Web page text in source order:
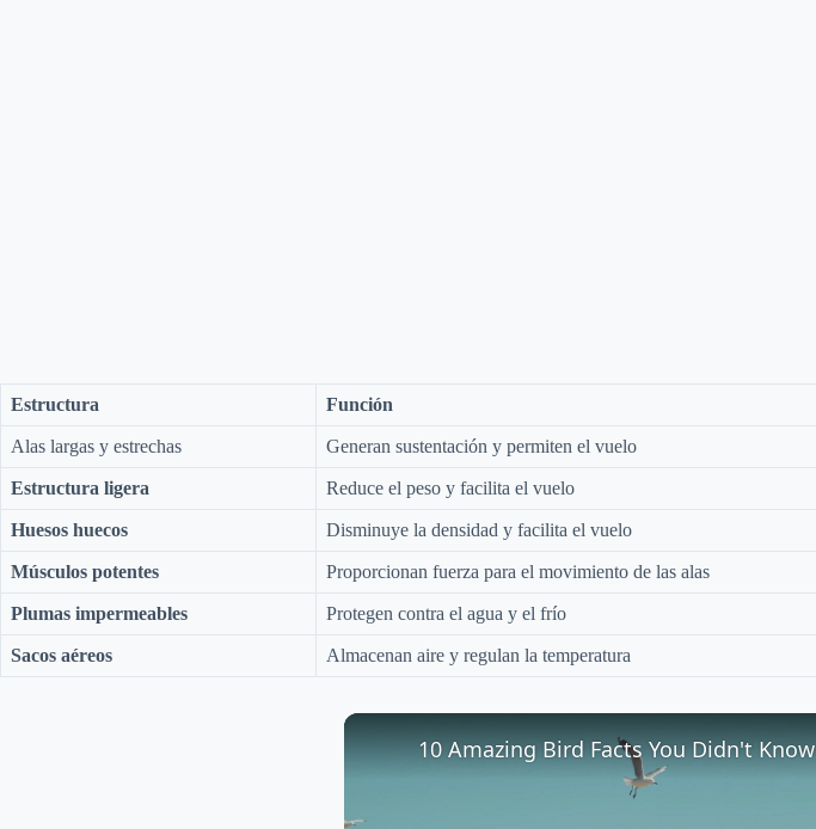
Estructura Función
Alas largas y estrechas Generan sustentación y permiten el vuelo
Estructura ligera Reduce el peso y facilita el vuelo
Huesos huecos Disminuye la densidad y facilita el vuelo
Músculos potentes Proporcionan fuerza para el movimiento de las alas
Plumas impermeables Protegen contra el agua y el frío
Sacos aéreos Almacenan aire y regulan la temperatura
10 Amazing Bird Facts You Didn't Know